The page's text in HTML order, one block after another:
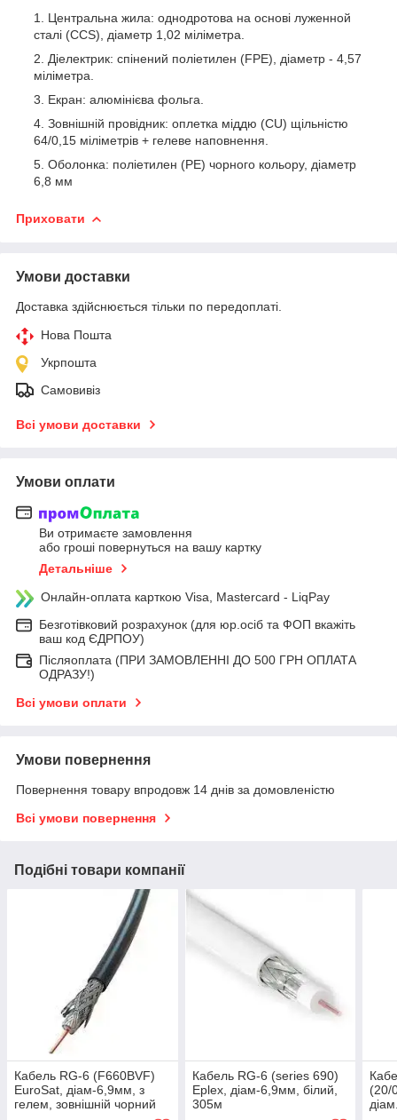
Центральна жила: однодротова на основі луженной
сталі (CCS), діаметр 1,02 міліметра.
Діелектрик: спінений поліетилен (FРЕ), діаметр - 4,57
міліметра.
Екран: алюмінієва фольга.
Зовнішній провідник: оплетка міддю (CU) щільністю
64/0,15 міліметрів + гелеве наповнення.
Оболонка: поліетилен (РЕ) чорного кольору, діаметр
6,8 мм
Приховати
Умови доставки
Доставка здійснюється тільки по передоплаті.
Нова Пошта
Укрпошта
Самовивіз
Всі умови доставки
Умови оплати
Ви отримаєте замовлення
або гроші повернуться на вашу картку
Детальніше
Онлайн-оплата карткою Visa, Mastercard - LiqPay
Безготівковий розрахунок (для юр.осіб та ФОП вкажіть
ваш код ЄДРПОУ)
Післяоплата (ПРИ ЗАМОВЛЕННІ ДО 500 ГРН ОПЛАТА
ОДРАЗУ!)
Всі умови оплати
Умови повернення
Повернення товару впродовж 14 днів за домовленістю
Всі умови повернення
Подібні товари компанії
Кабель RG-6 (F660BVF)
EuroSat, діам-6,9мм, з
гелем, зовнішній чорний
Кабель RG-6 (series 690)
Eplex, діам-6,9мм, білий,
305м
(20/